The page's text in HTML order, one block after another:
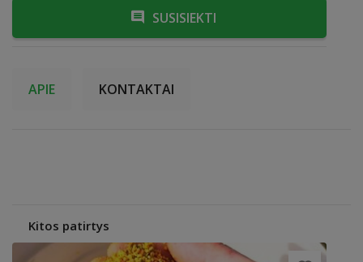
SUSISIEKTI
APIE KONTAKTAI
Kitos patirtys